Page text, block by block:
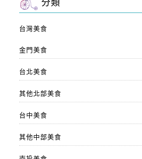
分類
台灣美食
金門美食
台北美食
其他北部美食
台中美食
其他中部美食